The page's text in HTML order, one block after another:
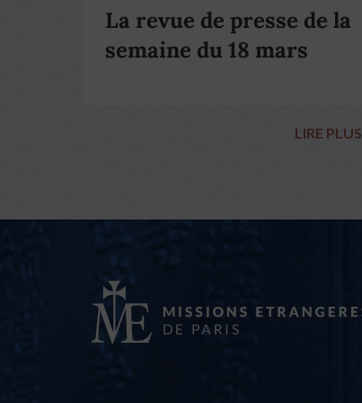
La revue de presse de la
semaine du 18 mars
LIRE PLUS